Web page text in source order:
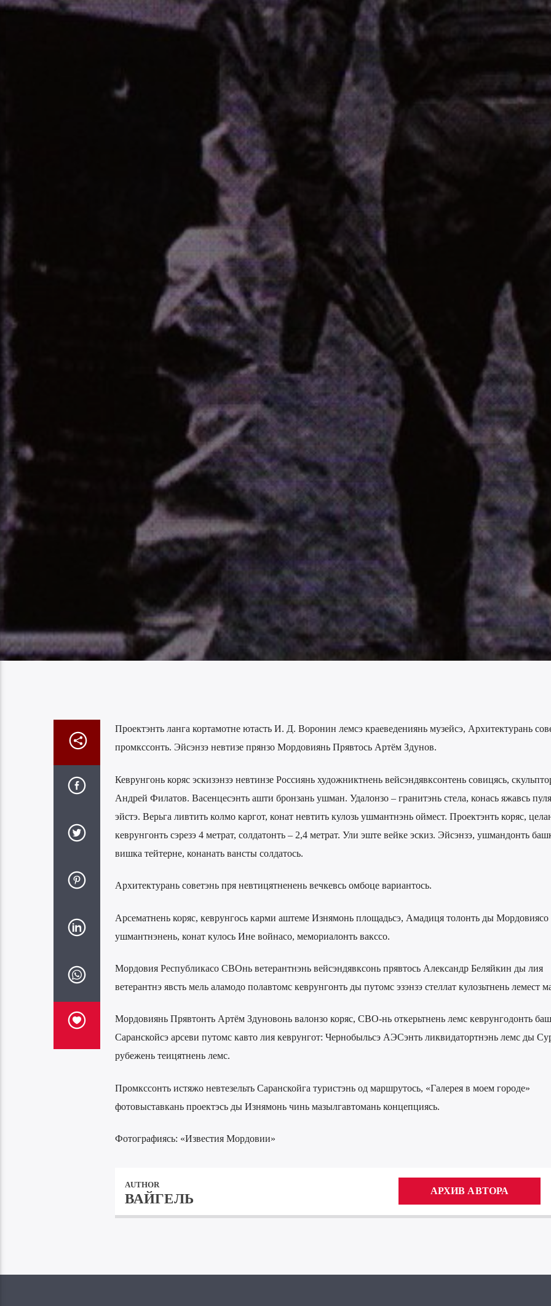
Проектэнть ланга кортамотне ютасть И. Д. Воронин лемсэ краеведениянь музейсэ, Архитектурань
промкссонть. Эйсэнзэ невтизе прянзо Мордовиянь Прявтось Артём Здунов.
Кеврунгонь коряс эскизэнзэ невтинзе Россиянь художниктнень вейсэндявксонтень совицясь,
Андрей Филатов. Васенцесэнть ашти бронзань ушман. Удалонзо – гранитэнь стела, конась яжавсь
эйстэ. Верьга ливтить колмо каргот, конат невтить кулозь ушмантнэнь оймест. Проектэнть коряс,
кеврунгонть сэрезэ 4 метрат, солдатонть – 2,4 метрат. Ули эште вейке эскиз. Эйсэнзэ, ушмандонть
вишка тейтерне, конанать вансты солдатось.
Архитектурань советэнь пря невтицятненень вечкевсь омбоце вариантось.
Арсематнень коряс, кеврунгось карми аштеме Изнямонь площадьсэ, Амадиця толонть ды Мордовиясо
ушмантнэнень, конат кулось Ине войнасо, мемориалонть вакссо.
Мордовия Республикасо СВОнь ветерантнэнь вейсэндявксонь прявтось Александр Беляйкин ды лия
ветерантнэ явсть мель аламодо полавтомс кеврунгонть ды путомс эзэнзэ стеллат кулозьтнень лемест
Мордовиянь Прявтонть Артём Здуновонь валонзо коряс, СВО-нь откерьтнень лемс кеврунгодонть
Саранскойсэ арсеви путомс кавто лия кеврунгот: Чернобыльсэ АЭСэнть ликвидатортнэнь лемс ды
рубежень теицятнень лемс.
Промкссонть истяжо невтезельть Саранскойга туристэнь од маршрутось, «Галерея в моем городе»
фотовыставкань проектэсь ды Изнямонь чинь мазылгавтомань концепциясь.
Фотографиясь: «Известия Мордовии»
AUTHOR
ВАЙГЕЛЬ
АРХИВ АВТОРА